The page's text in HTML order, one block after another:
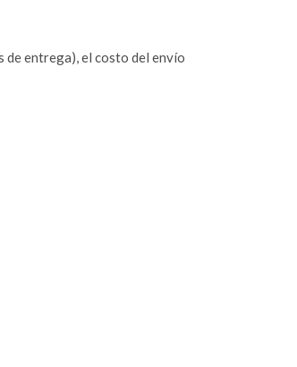
de entrega), el costo del envío